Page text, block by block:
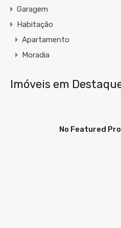
Garagem
Habitação
Apartamento
Moradia
Imóveis em
No Featured